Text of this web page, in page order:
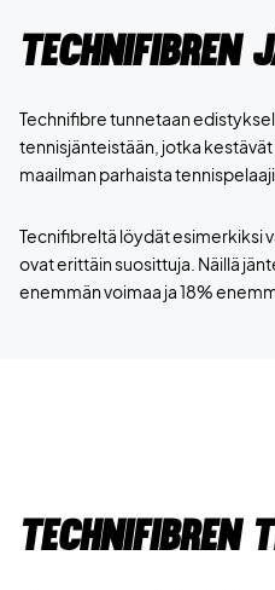
Technifibren
Technifibre tunnetaan
tennisjänteistään, jotka
maailman parhaista
Tecnifibreltä löydät esimerkiksi
ovat erittäin suosittuja. Näillä
enemmän voimaa ja 18%
Technifibren